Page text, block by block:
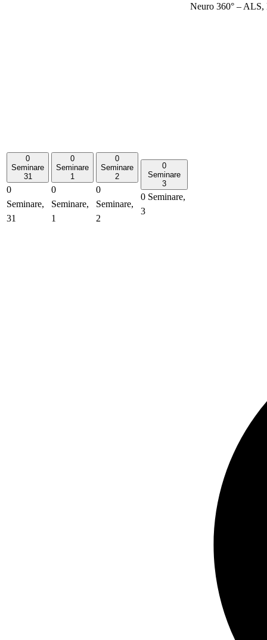
0
Seminare
31
0
Seminare,
31
0
Seminare
1
0
Seminare,
1
0
Seminare
2
0
Seminare,
2
0
Seminare
3
0 Seminare,
3
Neuro 360° –